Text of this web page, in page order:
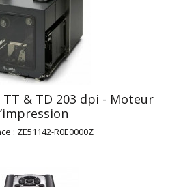
TT & TD 203 dpi - Moteur
: ZE51142-R0E0000Z